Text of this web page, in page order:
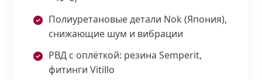
Полиуретановые детали Nok (Япония),
снижающие шум и вибрации
РВД с оплёткой: резина Semperit,
фитинги Vitillo